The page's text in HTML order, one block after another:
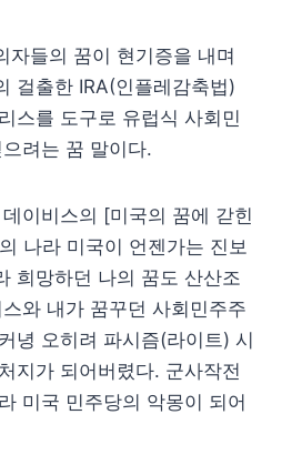
자들의 꿈이 현기증을 내며
걸출한 IRA(인플레감축법)
스를 도구로 유럽식 사회민
려는 꿈 말이다.
이비스의 [미국의 꿈에 갇힌
나라 미국이 언젠가는 진보
희망하던 나의 꿈도 산산조
와 내가 꿈꾸던 사회민주주
녕 오히려 파시즘(라이트) 시
지가 되어버렸다. 군사작전
미국 민주당의 악몽이 되어